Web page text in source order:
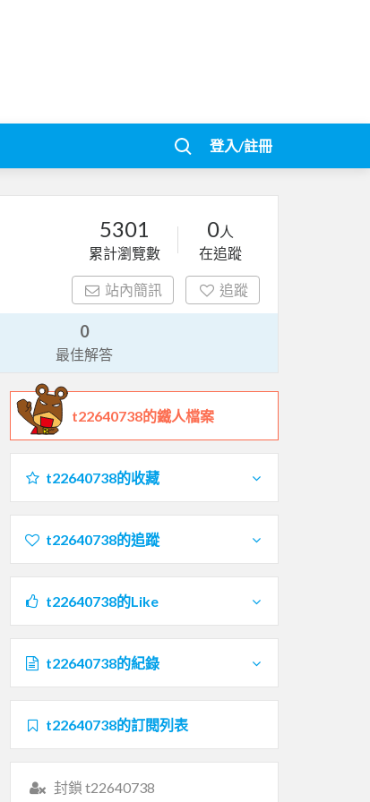
登入/註冊
5301
累計瀏覽數
0人
在追蹤
站內簡訊 追蹤
0
最佳解答
t22640738的鐵人檔案
t22640738的收藏
t22640738的追蹤
t22640738的Like
t22640738的紀錄
t22640738的訂閱列表
封鎖 t22640738